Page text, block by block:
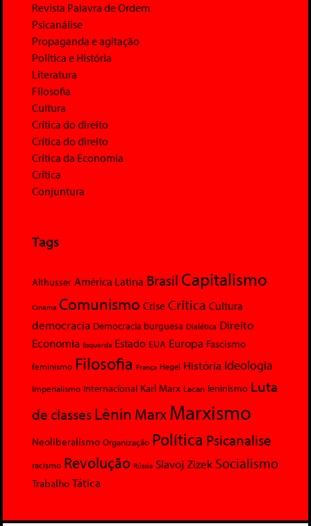
Revista Palavra de Ordem
Psicanálise
Propaganda e agitação
Política e História
Literatura
Filosofia
Cultura
Crítica do direito
Crítica do direito
Crítica da Economia
Crítica
Conjuntura
Tags
Althusser América Latina Brasil Capitalismo
Cinema Comunismo Crise Crítica Cultura
democracia Democracia burguesa Dialética Direito
Economia Esquerda Estado EUA Europa Fascismo
feminismo Filosofia França Hegel História Ideologia
Imperialismo Internacional Karl Marx Lacan leninismo Luta
de classesLênin MarxMarxismo
Neoliberalismo Organização Política Psicanalise
racismo Revolução Rússia Slavoj Zizek Socialismo
Trabalho Tática